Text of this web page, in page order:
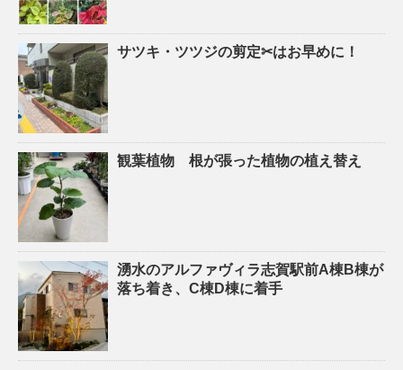
サツキ・ツツジの剪定✂はお早めに！
観葉植物 根が張った植物の植え替え
湧水のアルファヴィラ志賀駅前A棟B棟が
落ち着き、C棟D棟に着手